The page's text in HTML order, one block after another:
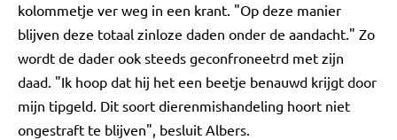
kolommetje ver weg in een krant. "Op deze manier
blijven deze totaal zinloze daden onder de aandacht." Zo
wordt de dader ook steeds geconfroneetrd met zijn
daad. "Ik hoop dat hij het een beetje benauwd krijgt door
mijn tipgeld. Dit soort dierenmishandeling hoort niet
ongestraft te blijven", besluit Albers.